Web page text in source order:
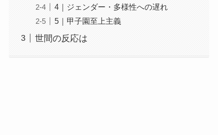
4｜ジェンダー・多様性への遅れ
5｜甲子園至上主義
世間の反応は